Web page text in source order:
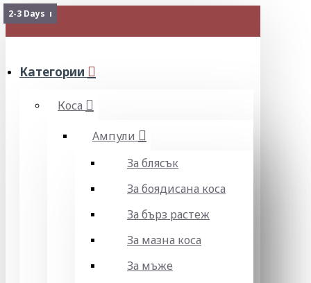
МЕНЮ
Категории
Коса
Ампули
За блясък
За боядисана коса
За бърз растеж
За мазна коса
За мъже
Изчерпан
2-3 Days